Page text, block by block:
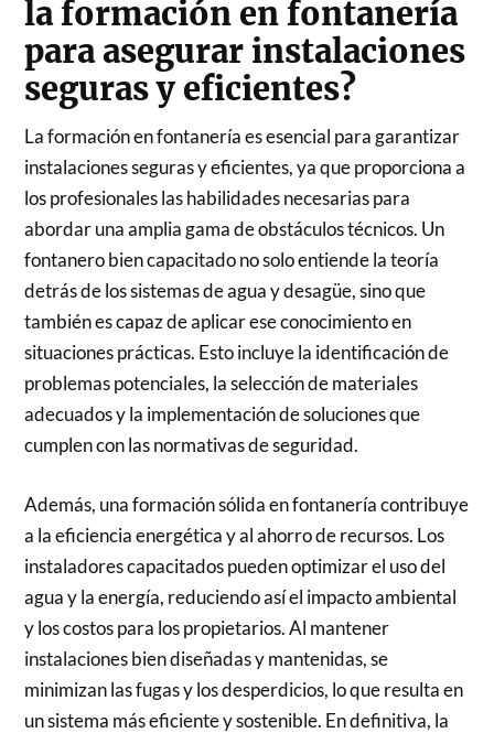
la formación en fontanería
para asegurar instalaciones
seguras y eficientes?
La formación en fontanería es esencial para garantizar
instalaciones seguras y eficientes, ya que proporciona a
los profesionales las habilidades necesarias para
abordar una amplia gama de obstáculos técnicos. Un
fontanero bien capacitado no solo entiende la teoría
detrás de los sistemas de agua y desagüe, sino que
también es capaz de aplicar ese conocimiento en
situaciones prácticas. Esto incluye la identificación de
problemas potenciales, la selección de materiales
adecuados y la implementación de soluciones que
cumplen con las normativas de seguridad.
Además, una formación sólida en fontanería contribuye
a la eficiencia energética y al ahorro de recursos. Los
instaladores capacitados pueden optimizar el uso del
agua y la energía, reduciendo así el impacto ambiental
y los costos para los propietarios. Al mantener
instalaciones bien diseñadas y mantenidas, se
minimizan las fugas y los desperdicios, lo que resulta en
un sistema más eficiente y sostenible. En definitiva, la